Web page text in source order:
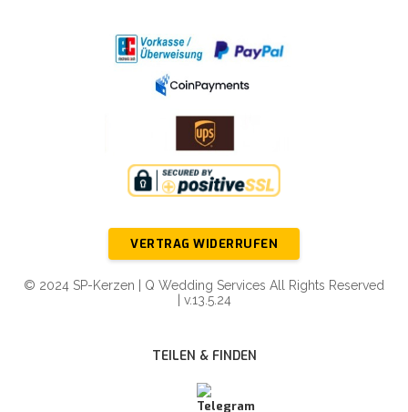
VERTRAG WIDERRUFEN
© 2024 SP-Kerzen | Q Wedding Services All Rights Reserved
| v.13.5.24
TEILEN & FINDEN